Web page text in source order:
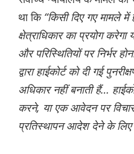
था कि “किसी दिए गए मामले में
क्षेत्राधिकार का प्रयोग
और परिस्थितियों पर निर्भर
द्वारा हाईकोर्ट को दी गई
अधिकार नहीं बनाती हैं…
करने, या एक आवेदन पर
प्रतिस्थापन आदेश देने के लिए